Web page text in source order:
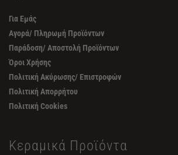
Για Εμάς
Αγορά/ Πληρωμή Προϊόντων
Παράδοση/ Αποστολή Προϊόντων
Όροι Χρήσης
Πολιτική Ακύρωσης/ Επιστροφών
Πολιτική Απορρήτου
Πολιτική Cookies
Κεραμικά Προϊόντα